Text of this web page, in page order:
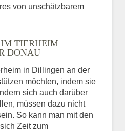
von unschätzbarem
TIERHEIM
DONAU
in Dillingen an der
möchten, indem sie
sich auch darüber
müssen dazu nicht
So kann man mit den
Zeit zum